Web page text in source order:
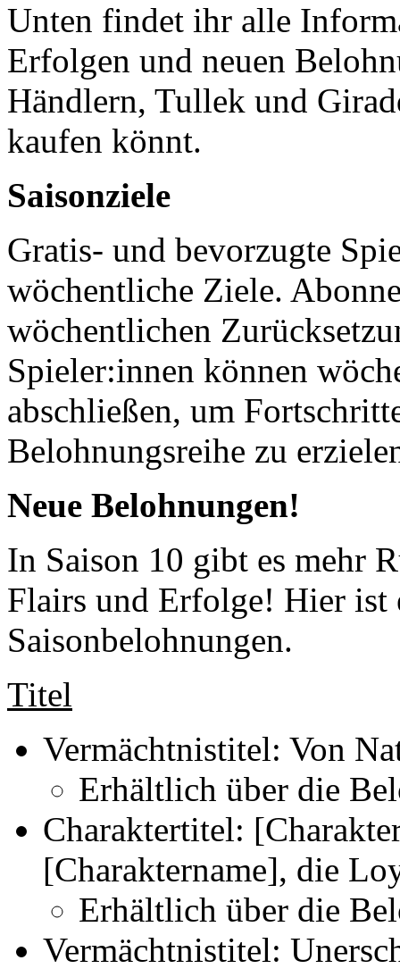
Unten findet ihr alle
Erfolgen und neuen
Händlern, Tullek und
kaufen könnt.
Saisonziele
Gratis- und bevorzugte
wöchentliche Ziele.
wöchentlichen
Spieler:innen können
abschließen, um
Belohnungsreihe zu
Neue Belohnungen!
In Saison 10 gibt es mehr
Flairs und Erfolge! Hier ist
Saisonbelohnungen.
Titel
Vermächtnistitel: Von
Erhältlich über die
Charaktertitel:
[Charaktername], die
Erhältlich über die
Vermächtnistitel: